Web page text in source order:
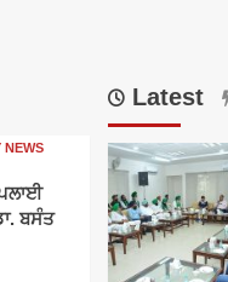
NEWS
ਬਸੰਤ
Latest